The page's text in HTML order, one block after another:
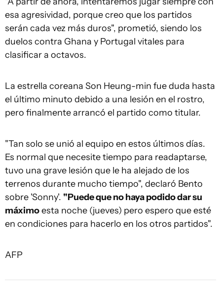
esa agresividad, porque creo que los partidos
serán cada vez más duros", prometió, siendo los
duelos contra Ghana y Portugal vitales para
clasificar a octavos.
La estrella coreana Son Heung-min fue duda hasta
el último minuto debido a una lesión en el rostro,
pero finalmente arrancó el partido como titular.
"Tan solo se unió al equipo en estos últimos días.
Es normal que necesite tiempo para readaptarse,
tuvo una grave lesión que le ha alejado de los
terrenos durante mucho tiempo", declaró Bento
sobre 'Sonny'. "Puede que no haya podido dar su
máximoesta noche (jueves) pero espero que esté
en condiciones para hacerlo en los otros partidos".
AFP